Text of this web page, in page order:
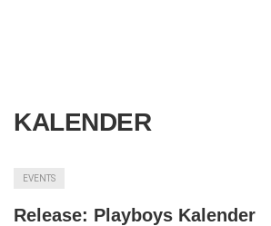
KALENDER
EVENTS
Release: Playboys Kalender